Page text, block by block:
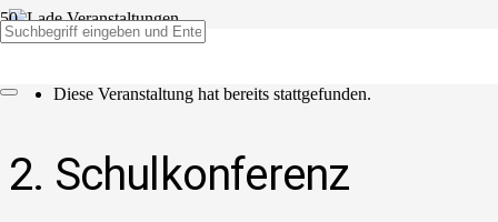
Diese Veranstaltung hat bereits stattgefunden.
2. Schulkonferenz